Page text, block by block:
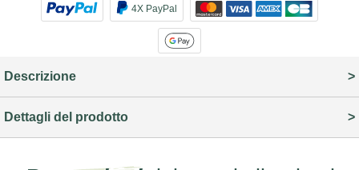
4X PayPal
Descrizione
Dettagli del prodotto